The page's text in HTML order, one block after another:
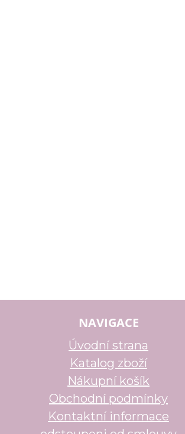
NAVIGACE
Úvodní strana
Katalog zboží
Nákupní košík
Obchodní podmínky
Kontaktní informace